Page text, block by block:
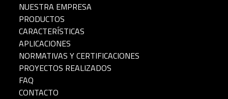
NUESTRA EMPRESA
PRODUCTOS
CARACTERÍSTICAS
APLICACIONES
NORMATIVAS Y CERTIFICACIONES
PROYECTOS REALIZADOS
FAQ
CONTACTO